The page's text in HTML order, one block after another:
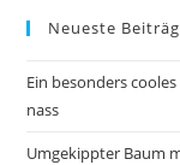
Neueste
Ein besonders
nass
Umgekippter Baum